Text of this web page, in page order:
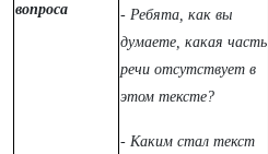
вопроса
- Ребята, как вы
думаете, какая часть
речи отсутствует в
этом тексте?
- Каким стал текст